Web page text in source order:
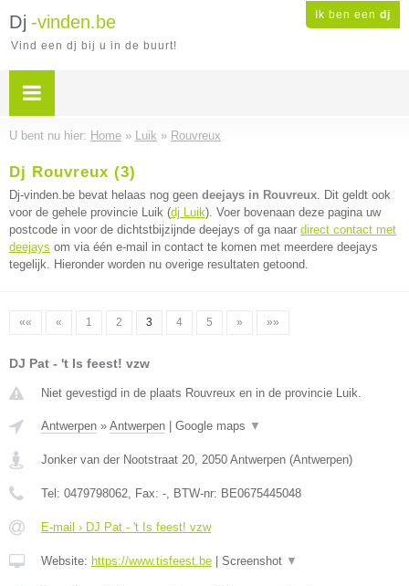
Ik ben een dj
Dj -vinden.be
Vind een dj bij u in de buurt!
U bent nu hier: Home » Luik » Rouvreux
Dj Rouvreux (3)
Dj-vinden.be bevat helaas nog geen deejays in Rouvreux. Dit geldt ook
voor de gehele provincie Luik (dj Luik). Voer bovenaan deze pagina uw
postcode in voor de dichtstbijzijnde deejays of ga naar direct contact met
deejays om via één e-mail in contact te komen met meerdere deejays
tegelijk. Hieronder worden nu overige resultaten getoond.
«« « 1 2 3 4 5 » »»
DJ Pat - 't Is feest! vzw
Niet gevestigd in de plaats Rouvreux en in de provincie Luik.
Antwerpen » Antwerpen Google maps ▼
Jonker van der Nootstraat 20, 2050 Antwerpen (Antwerpen)
Tel: 0479798062, Fax: -, BTW-nr: BE0675445048
E-mail › DJ Pat - 't Is feest! vzw
Website: https://www.tisfeest.be Screenshot ▼